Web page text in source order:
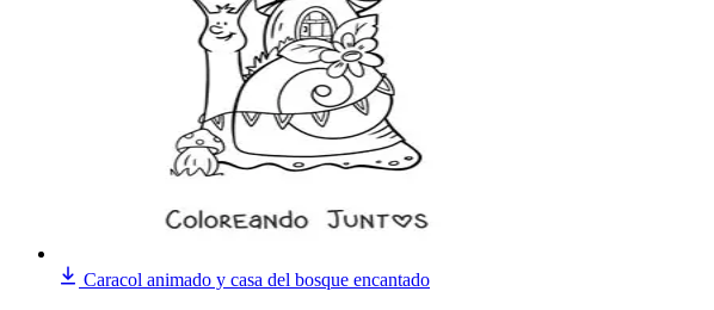
Caracol animado y casa del bosque encantado